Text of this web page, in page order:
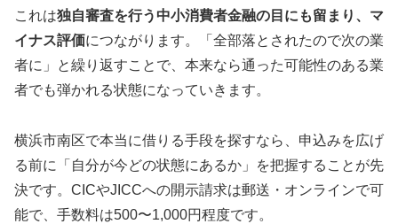
これは独自審査を行う中小消費者金融の目にも留まり、マ
イナス評価につながります。「全部落とされたので次の業
者に」と繰り返すことで、本来なら通った可能性のある業
者でも弾かれる状態になっていきます。
横浜市南区で本当に借りる手段を探すなら、申込みを広げ
る前に「自分が今どの状態にあるか」を把握することが先
決です。CICやJICCへの開示請求は郵送・オンラインで可
能で、手数料は500〜1,000円程度です。